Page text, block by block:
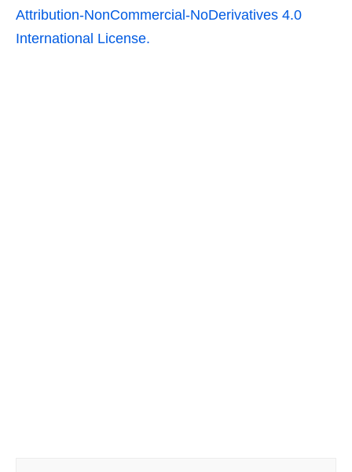
Attribution-NonCommercial-NoDerivatives 4.0
International License.